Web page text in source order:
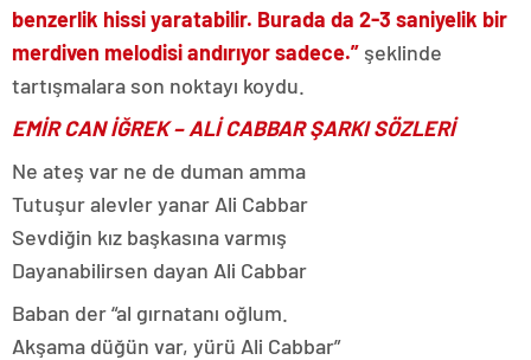
benzerlik hissi yaratabilir. Burada da 2-3 saniyelik bir
merdiven melodisi andırıyor sadece.” şeklinde
tartışmalara son noktayı koydu.
EMİR CAN İĞREK – ALİ CABBAR ŞARKI SÖZLERİ
Ne ateş var ne de duman amma
Tutuşur alevler yanar Ali Cabbar
Sevdiğin kız başkasına varmış
Dayanabilirsen dayan Ali Cabbar
Baban der “al gırnatanı oğlum.
Akşama düğün var, yürü Ali Cabbar”